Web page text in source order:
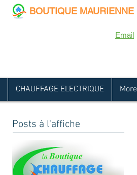
BOUTIQUE MAURIENNE
Email
CHAUFFAGE ELECTRIQUE More
Posts à l'affiche